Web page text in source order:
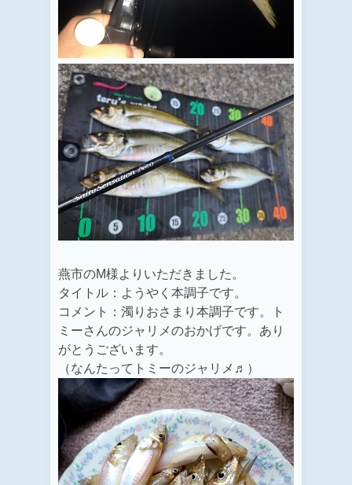
燕市のM様よりいただきました。
タイトル：ようやく本調子です。
コメント：濁りおさまり本調子です。ト
ミーさんのジャリメのおかげです。あり
がとうございます。
（なんたってトミーのジャリメ♬）